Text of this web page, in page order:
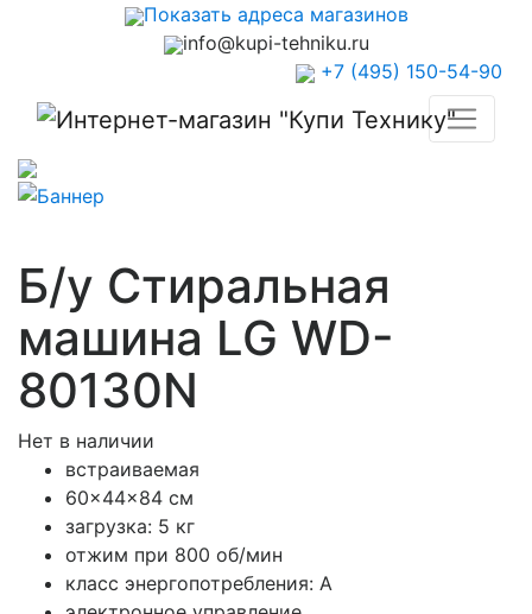
Показать адреса магазинов
info@kupi-tehniku.ru
+7 (495) 150-54-90
Б/у Стиральная
машина LG WD-
80130N
Нет в наличии
встраиваемая
60x44x84 см
загрузка: 5 кг
отжим при 800 об/мин
класс энергопотребления: A